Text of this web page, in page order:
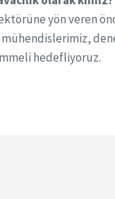
yön veren
mühendislerimiz,
hedefliyoruz.